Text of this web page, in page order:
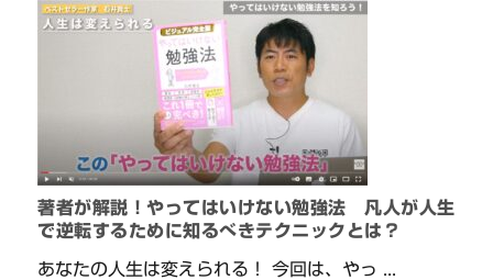
著者が解説！やってはいけない勉強法 凡人が人生
で逆転するために知るべきテクニックとは？
あなたの人生は変えられる！ 今回は、やっ ...